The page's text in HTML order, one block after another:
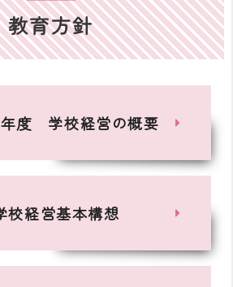
教育方針
度 学校経営の概要
校経営基本構想